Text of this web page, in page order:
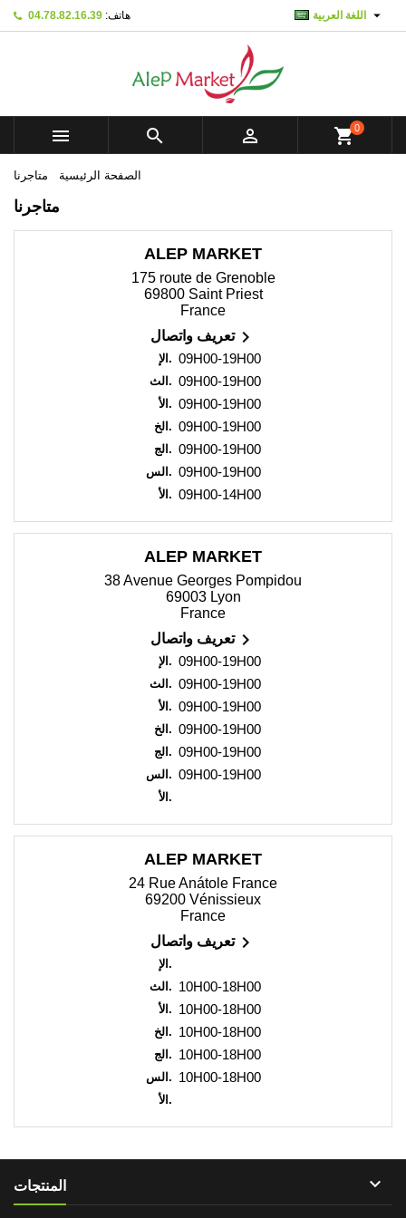
هاتف: 04.78.82.16.39 اللغة العربية 
   shopping_cart0
الصفحة الرئيسية متاجرنا
متاجرنا
ALEP MARKET
175 route de Grenoble
69800 Saint Priest
France
تعريف واتصال
الإ. 09H00-19H00
الث. 09H00-19H00
الأ. 09H00-19H00
الخ. 09H00-19H00
الج. 09H00-19H00
الس. 09H00-19H00
الأ. 09H00-14H00
ALEP MARKET
38 Avenue Georges Pompidou
69003 Lyon
France
تعريف واتصال
الإ. 09H00-19H00
الث. 09H00-19H00
الأ. 09H00-19H00
الخ. 09H00-19H00
الج. 09H00-19H00
الس. 09H00-19H00
الأ.
ALEP MARKET
24 Rue Anátole France
69200 Vénissieux
France
تعريف واتصال
الإ.
الث. 10H00-18H00
الأ. 10H00-18H00
الخ. 10H00-18H00
الج. 10H00-18H00
الس. 10H00-18H00
الأ.
المنتجات 
Mes listes d'envies ×
Créer une nouvelle liste
((modalTitle)) ×
((confirmMessage))
((cancelText)) ((modalDeleteText))
Create wishlist × تسجيل الدخول ×
You need to be logged in to save products in your
إلغاء تسجيل الدخول